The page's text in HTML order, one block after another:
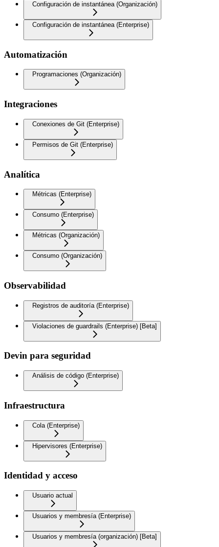
Configuración de instantánea (Organización)
Configuración de instantánea (Enterprise)
Automatización
Programaciones (Organización)
Integraciones
Conexiones de Git (Enterprise)
Permisos de Git (Enterprise)
Analítica
Métricas (Enterprise)
Consumo (Enterprise)
Métricas (Organización)
Consumo (Organización)
Observabilidad
Registros de auditoría (Enterprise)
Violaciones de guardrails (Enterprise) [Beta]
Devin para seguridad
Análisis de código (Enterprise)
Infraestructura
Cola (Enterprise)
Hipervisores (Enterprise)
Identidad y acceso
Usuario actual
Usuarios y membresía (Enterprise)
Usuarios y membresía (organización) [Beta]